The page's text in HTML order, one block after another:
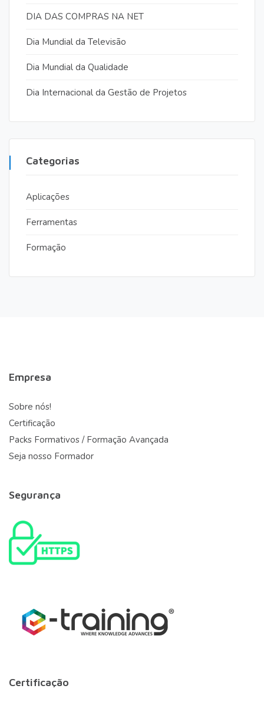
DIA DAS COMPRAS NA NET
Dia Mundial da Televisão
Dia Mundial da Qualidade
Dia Internacional da Gestão de Projetos
Categorias
Aplicações
Ferramentas
Formação
Empresa
Sobre nós!
Certificação
Packs Formativos / Formação Avançada
Seja nosso Formador
Segurança
Certificação